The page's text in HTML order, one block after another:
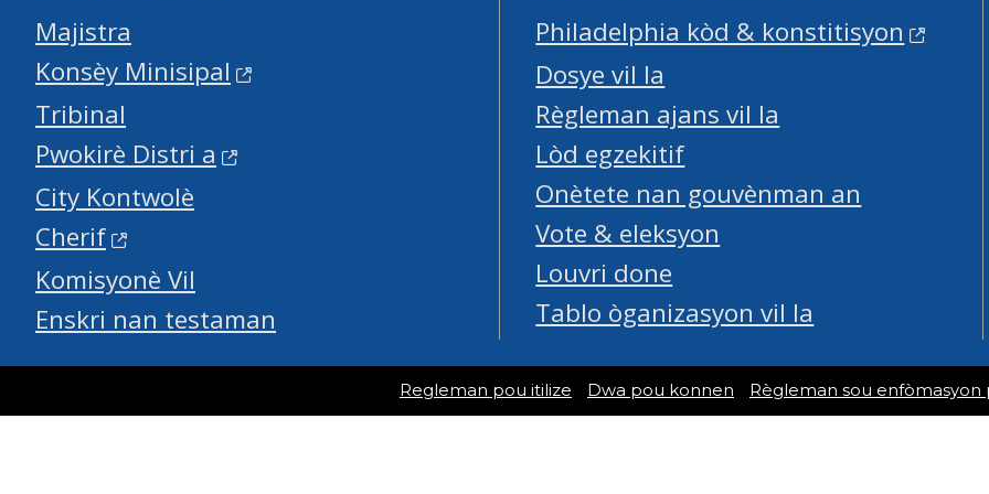
Majistra
Konsèy Minisipal
Tribinal
Pwokirè Distri a
City Kontwolè
Cherif
Komisyonè Vil
Enskri nan testaman
Philadelphia kòd & konstitisyon
Dosye vil la
Règleman ajans vil la
Lòd egzekitif
Onètete nan gouvènman an
Vote & eleksyon
Louvri done
Tablo òganizasyon vil la
Regleman pou itilize Dwa pou konnen Règleman sou enfòmasyon